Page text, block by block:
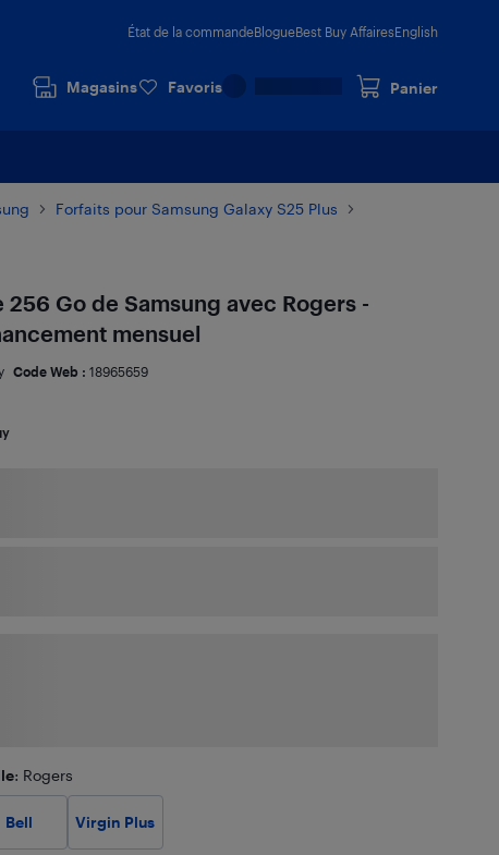
État de la commandeBlogueBest Buy AffairesEnglish
Magasins Favoris Panier
Forfaits pour Samsung Galaxy S25 Plus
256 Go de Samsung avec Rogers -
mensuel
Code Web : 18965659
: Rogers
Bell Virgin Plus